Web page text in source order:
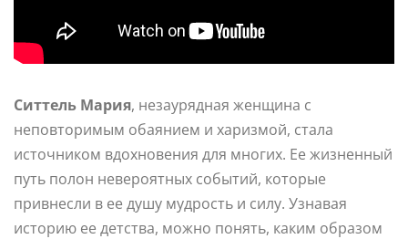
Ситтель Мария, незаурядная женщина с
неповторимым обаянием и харизмой, стала
источником вдохновения для многих. Ее жизненный
путь полон невероятных событий, которые
привнесли в ее душу мудрость и силу. Узнавая
историю ее детства, можно понять, каким образом